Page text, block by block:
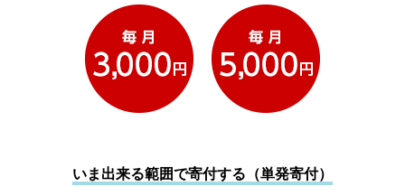
いま出来る範囲で寄付する（単発寄付）